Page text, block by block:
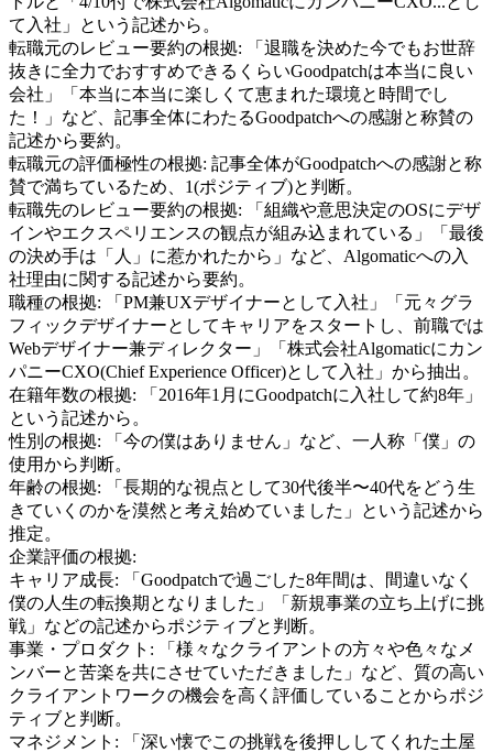
て入社」という記述から。
転職元のレビュー要約の根拠:
「退職を決めた今でもお世辞
抜きに全力でおすすめできるくらいGoodpatchは本当に良い
会社」「本当に本当に楽しくて恵まれた環境と時間でし
た！」など、記事全体にわたるGoodpatchへの感謝と称賛の
記述から要約。
転職元の評価極性の根拠: 記事全体がGoodpatchへの感謝と称
賛で満ちているため、1(ポジティブ)と判断。
転職先のレビュー要約の根拠:
「組織や意思決定のOSにデザ
インやエクスペリエンスの観点が組み込まれている」「最後
の決め手は「人」に惹かれたから」など、Algomaticへの入
社理由に関する記述から要約。
職種の根拠:
「PM兼UXデザイナーとして入社」「元々グラ
フィックデザイナーとしてキャリアをスタートし、前職では
Webデザイナー兼ディレクター」「株式会社Algomaticにカン
パニーCXO(Chief Experience Officer)として入社」から抽出。
在籍年数の根拠:
「2016年1月にGoodpatchに入社して約8年」
という記述から。
性別の根拠:
「今の僕はありません」など、一人称「僕」の
使用から判断。
年齢の根拠:
「長期的な視点として30代後半〜40代をどう生
きていくのかを漠然と考え始めていました」という記述から
推定。
企業評価の根拠:
キャリア成長:
「Goodpatchで過ごした8年間は、間違いなく
僕の人生の転換期となりました」「新規事業の立ち上げに挑
戦」などの記述からポジティブと判断。
事業・プロダクト :
「様々なクライアントの方々や色々なメ
ンバーと苦楽を共にさせていただきました」など、質の高い
クライアントワークの機会を高く評価していることからポジ
ティブと判断。
マネジメント :
「深い懐でこの挑戦を後押ししてくれた土屋